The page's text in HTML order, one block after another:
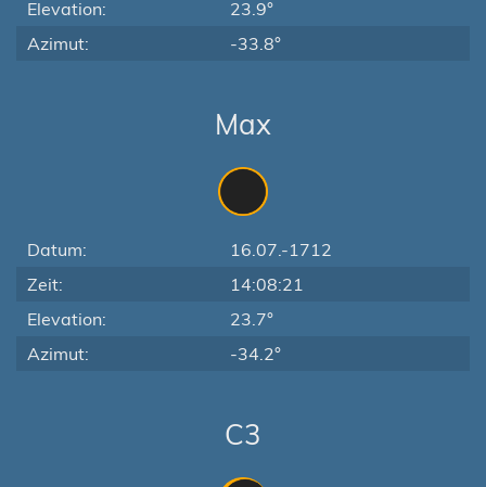
Elevation:
23.9°
Azimut:
-33.8°
Max
Datum:
16.07.-1712
Zeit:
14:08:21
Elevation:
23.7°
Azimut:
-34.2°
C3